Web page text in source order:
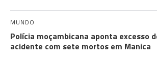
MUNDO
Polícia moçambicana aponta excesso
acidente com sete mortos em Manica